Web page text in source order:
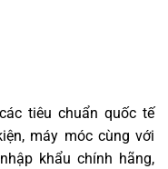
tiêu chuẩn quốc tế
máy móc cùng với
khẩu chính hãng,